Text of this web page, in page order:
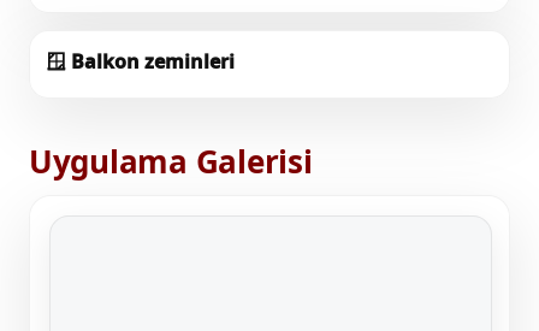
🪟 Balkon zeminleri
Uygulama Galerisi